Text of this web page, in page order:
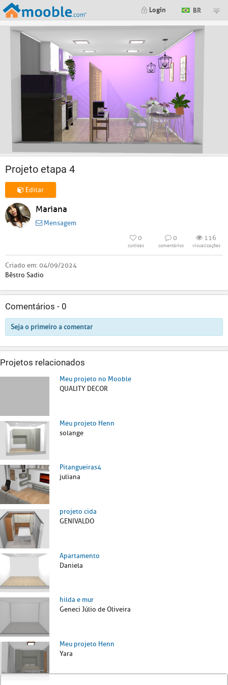
Login BR
Projeto etapa 4
Editar
Mariana
Mensagem
0
curtidas
0
comentários
116
visualizações
Criado em:04/09/2024
Bêstro Sadio
Comentários - 0
Seja o primeiro a comentar
Projetos relacionados
Meu projeto no Mooble
QUALITY DECOR
Meu projeto Henn
solange
Pitangueiras4
juliana
projeto cida
GENIVALDO
Apartamento
Daniela
hilda e mur
Geneci Júlio de Oliveira
Meu projeto Henn
Yara